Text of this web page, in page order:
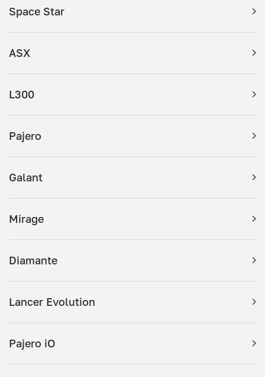
Space Star
ASX
L300
Pajero
Galant
Mirage
Diamante
Lancer Evolution
Pajero iO